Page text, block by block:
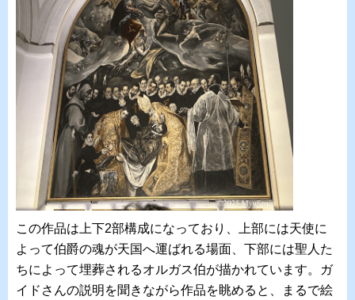
この作品は上下2部構成になっており、上部には天使に
よって伯爵の魂が天国へ運ばれる場面、下部には聖人た
ちによって埋葬されるオルガス伯が描かれています。ガ
イドさんの説明を聞きながら作品を眺めると、まるで絵